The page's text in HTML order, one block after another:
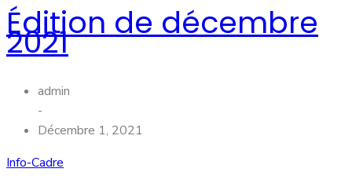
Édition de décembre
2021
admin
-
Décembre 1, 2021
Info-Cadre